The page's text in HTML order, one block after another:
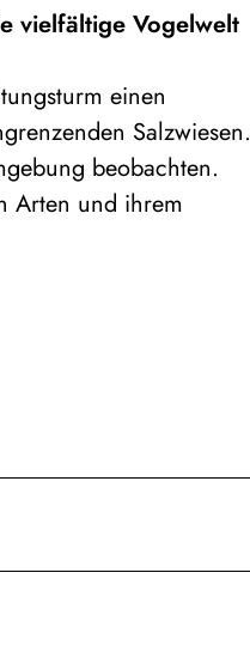
vielfältige Vogelwelt
einen
Salzwiesen.
beobachten.
Arten und ihrem